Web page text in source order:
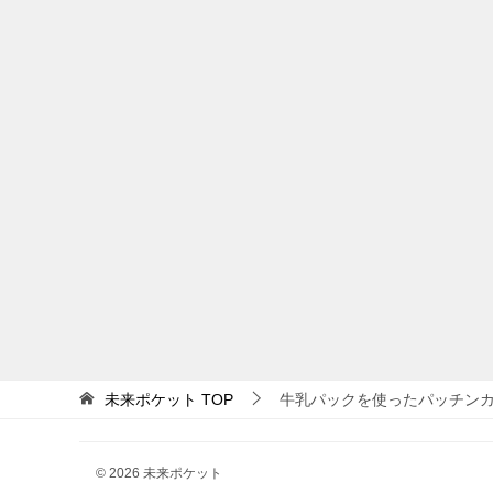
未来ポケット TOP 牛乳パックを使ったパッチン
© 2026 未来ポケット